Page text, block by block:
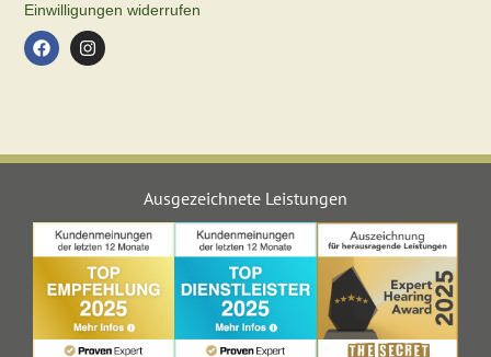
Einwilligungen widerrufen
Ausgezeichnete Leistungen